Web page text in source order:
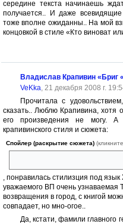
середине текста начинаешь
получается.. И даже
тоже вполне ожиданны.. На мой
концовкой в стиле «Кто виноват
Владислав Крапивин «Бриг
VeKka, 21 декабря 2008 г.
Прочитала с
сказать.. Люблю Крапивина, хотя
его произведения не могу.
крапивинского стиля и сюжета:
Спойлер (раскрытие сюжета)
, понравилась стилизция под
уважаемого ВП очень узнаваемая
возвращения в город, с книгой
совпадает, но мно-огое..
Да, кстати, фамили главного